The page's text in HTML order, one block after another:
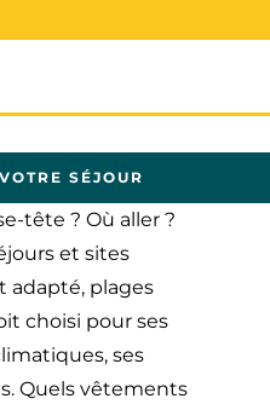
SÉJOUR
tête ? Où aller ?
et sites
adapté, plages
choisi pour ses
ses
Quels vêtements